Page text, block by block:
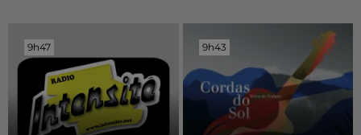
9h47
9h47 9h43
9h43